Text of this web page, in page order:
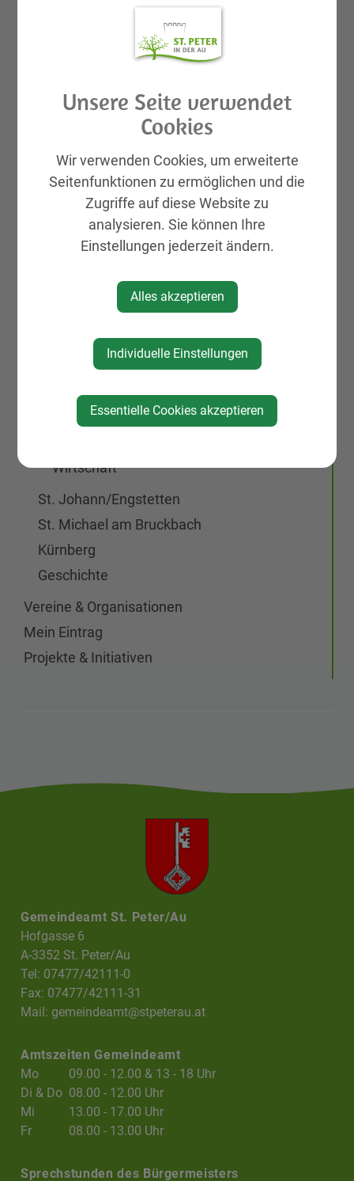
GEMEINDELEBEN
St. Peter in der Au APP
Aktuelles
Leben & Wohnen
KIRTAG
Wirtschaft
Natur, Sport & Erholung
St. Peter Markt & Dorf
Neuigkeiten
Veranstaltungen
Wirtschaft
St. Johann/Engstetten
St. Michael am Bruckbach
Kürnberg
Geschichte
Vereine & Organisationen
Mein Eintrag
Projekte & Initiativen
Gemeindeamt St. Peter/Au
Hofgasse 6
A-3352 St. Peter/Au
Tel: 07477/42111-0
Fax: 07477/42111-31
Mail:gemeindeamt@stpeterau.at
Amtszeiten Gemeindeamt
Mo
09.00 - 12.00 & 13 - 18 Uhr
Di & Do 08.00 - 12.00 Uhr
Mi
13.00 - 17.00 Uhr
Fr
08.00 - 13.00 Uhr
Sprechstunden des Bürgermeisters
Unsere Seite verwendet
Cookies
Wir verwenden Cookies, um erweiterte
Seitenfunktionen zu ermöglichen und die
Zugriffe auf diese Website zu
analysieren. Sie können Ihre
Einstellungen jederzeit ändern.
Alles akzeptieren
Individuelle Einstellungen
Essentielle Cookies akzeptieren